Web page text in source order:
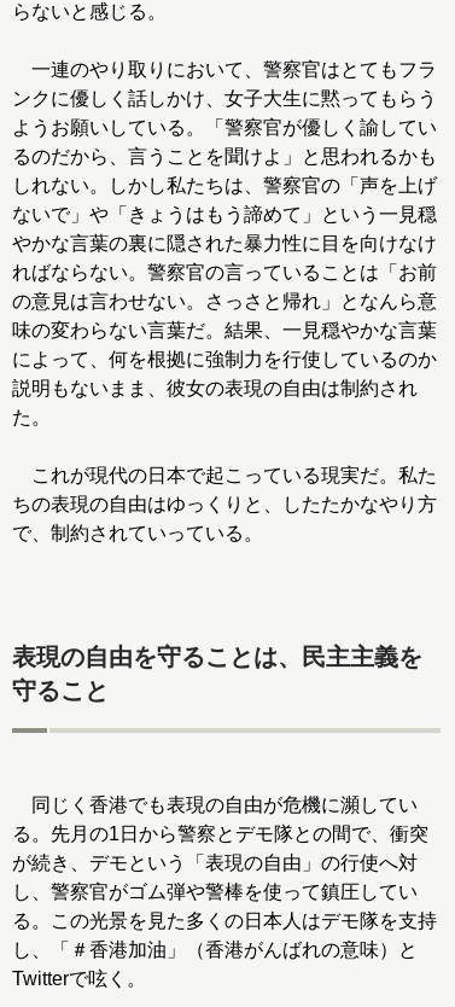
らないと感じる。
一連のやり取りにおいて、警察官はとてもフラ
ンクに優しく話しかけ、女子大生に黙ってもらう
ようお願いしている。「警察官が優しく諭してい
るのだから、言うことを聞けよ」と思われるかも
しれない。しかし私たちは、警察官の「声を上げ
ないで」や「きょうはもう諦めて」という一見穏
やかな言葉の裏に隠された暴力性に目を向けなけ
ればならない。警察官の言っていることは「お前
の意見は言わせない。さっさと帰れ」となんら意
味の変わらない言葉だ。結果、一見穏やかな言葉
によって、何を根拠に強制力を行使しているのか
説明もないまま、彼女の表現の自由は制約され
た。
これが現代の日本で起こっている現実だ。私た
ちの表現の自由はゆっくりと、したたかなやり方
で、制約されていっている。
表現の自由を守ることは、民主主義を
守ること
同じく香港でも表現の自由が危機に瀕してい
る。先月の1日から警察とデモ隊との間で、衝突
が続き、デモという「表現の自由」の行使へ対
し、警察官がゴム弾や警棒を使って鎮圧してい
る。この光景を見た多くの日本人はデモ隊を支持
し、「＃香港加油」（香港がんばれの意味）と
Twitterで呟く。